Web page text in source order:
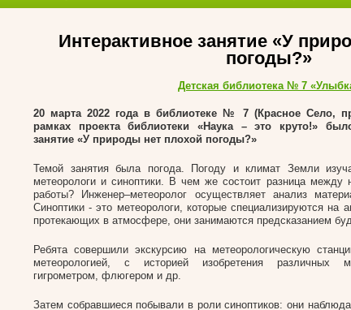
Интерактивное занятие «У
погоды?»
Детская библиотека № 7
20 марта 2022 года в библиотеке № 7 (Красное Село,
рамках проекта библиотеки «Наука – это круто!»
занятие «У природы нет плохой погоды?»
Темой занятия была погода. Погоду и климат Земли
метеорологи и синоптики. В чем же состоит разница между
работы? Инженер–метеоролог осуществляет анализ
Синоптики - это метеорологи, которые специализируются на
протекающих в атмосфере, они занимаются предсказанием
Ребята совершили экскурсию на метеорологическую
метеорологией, с историей изобретения различных
гигрометром, флюгером и др.
Затем собравшиеся побывали в роли синоптиков: они